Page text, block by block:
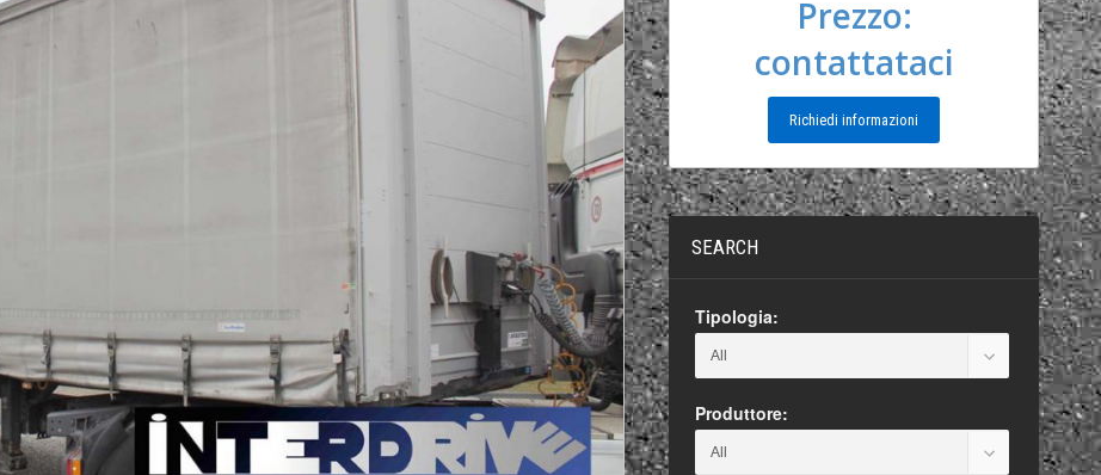
Prezzo:
contattataci
Richiedi informazioni
SEARCH
Tipologia:
Produttore: